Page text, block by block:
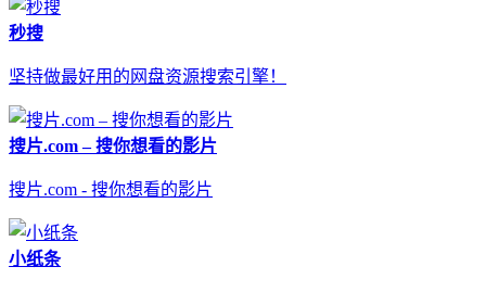
秒搜
坚持做最好用的网盘资源搜索引擎！
搜片.com – 搜你想看的影片
搜片.com - 搜你想看的影片
小纸条